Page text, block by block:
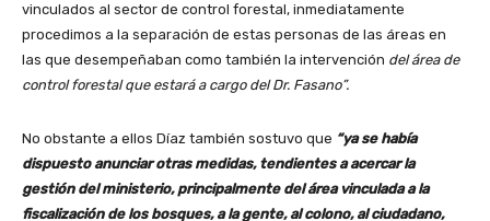
vinculados al sector de control forestal, inmediatamente
procedimos a la separación de estas personas de las áreas en
las que desempeñaban como también la intervención del área de
control forestal que estará a cargo del Dr. Fasano”.
No obstante a ellos Díaz también sostuvo que “ya se había
dispuesto anunciar otras medidas, tendientes a acercar la
gestión del ministerio, principalmente del área vinculada a la
fiscalización de los bosques, a la gente, al colono, al ciudadano,